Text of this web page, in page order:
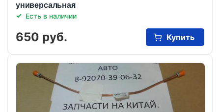
универсальная
Есть в наличии
650 руб. Купить